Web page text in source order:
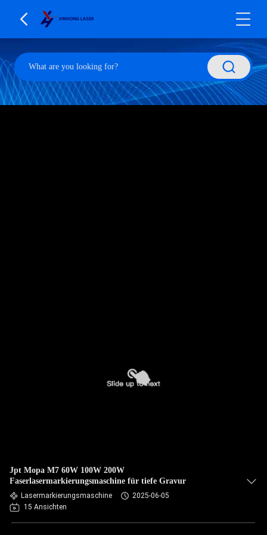
Jpt Mopa M7 60W 100W 200W
Faserlasermarkierungsmaschine für tiefe Gravur
Lasermarkierungsmaschine
2025-06-05
15 Ansichten